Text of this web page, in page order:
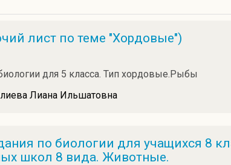
лист по теме "Хордовые")
для 5 класса. Тип хордовые.Рыбы
Лиана Ильшатовна
по биологии для учащихся 8
школ 8 вида. Животные.